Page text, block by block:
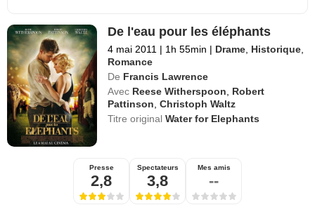
De l'eau pour les éléphants
4 mai 2011 | 1h 55min | Drame Historique
Romance
De Francis Lawrence
Avec Reese Witherspoon
Robert
Pattinson ,Christoph Waltz
Titre originalWater for Elephants
Presse
2,8
Spectateurs
3,8
Mes amis
--